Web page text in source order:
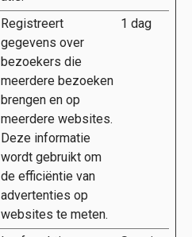
Registreert
gegevens over
bezoekers die
meerdere bezoeken
brengen en op
meerdere websites.
Deze informatie
wordt gebruikt om
de efficiëntie van
advertenties op
websites te meten.
1 dag